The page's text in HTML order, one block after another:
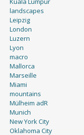
landscapes
Leipzig
London
Luzern
Lyon
macro
Mallorca
Marseille
Miami
mountains
Mülheim adR
Munich
New York City
Oklahoma City